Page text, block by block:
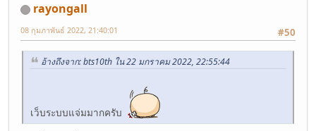
rayongall
#50
08 กุมภาพันธ์ 2022, 21:40:01
อ้างถึงจาก: bts10th ใน 22 มกราคม 2022, 22:55:44
เว็บระบบแจ่มมากครับ